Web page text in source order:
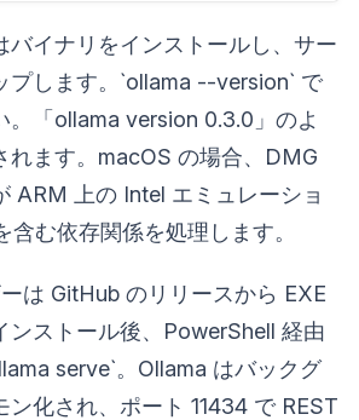
バイナリをインストールし、サー
プします。`ollama --version` で
。「ollama version 0.3.0」のよ
れます。macOS の場合、DMG
ARM 上の Intel エミュレーショ
含む依存関係を処理します。
は GitHub のリリースから EXE
ンストール後、PowerShell 経由
serve`。Ollama はバックグ
ン化され、ポート 11434 で REST